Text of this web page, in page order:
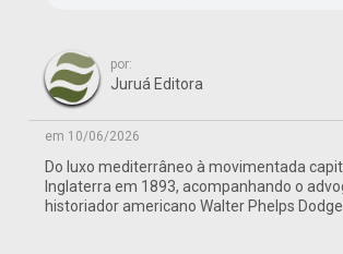
por:
Juruá Editora
em 10/06/2026
Do luxo mediterrâneo à movimentada
Inglaterra em 1893, acompanhando o
historiador americano Walter Phelps Dodge